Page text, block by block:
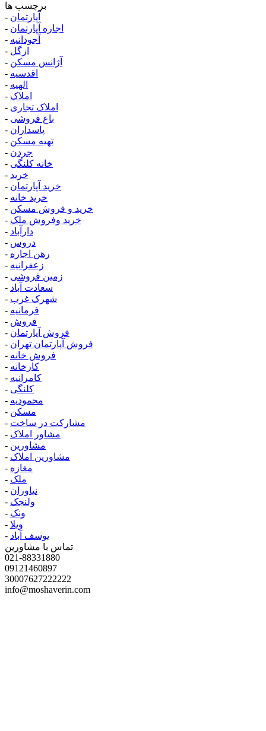
برچسب ها
- آپارتمان
- اجاره آپارتمان
- آجودانیه
- ازگل
- آژانس مسکن
- اقدسیه
- الهیه
- املاک
- املاک تجاری
- باغ فروشی
- پاسداران
- تهیه مسکن
- جردن
- خانه کلنگی
- خرید
- خرید آپارتمان
- خرید خانه
- خرید و فروش مسکن
- خرید وفروش ملک
- دارآباد
- دروس
- رهن اجاره
- زعفرانیه
- زمین فروشی
- سعادت آباد
- شهرک غرب
- فرمانیه
- فروش
- فروش آپارتمان
- فروش آپارتمان تهران
- فروش خانه
- کارخانه
- کامرانیه
- کلنگی
- محمودیه
- مسکن
- مشارکت در ساخت
- مشاور املاک
- مشاورین
- مشاورین املاک
- مغازه
- ملک
- نیاوران
- ولنجک
- ونک
- ویلا
- یوسف آباد
تماس با مشاورین
021-88331880
09121460897
30007627222222
info@moshaverin.com